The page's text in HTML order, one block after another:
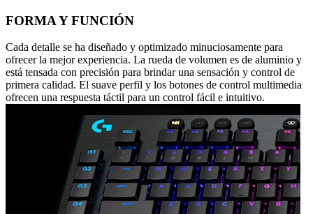
FORMA Y FUNCIÓN
Cada detalle se ha diseñado y optimizado minuciosamente para
ofrecer la mejor experiencia. La rueda de volumen es de aluminio y
está tensada con precisión para brindar una sensación y control de
primera calidad. El suave perfil y los botones de control multimedia
ofrecen una respuesta táctil para un control fácil e intuitivo.